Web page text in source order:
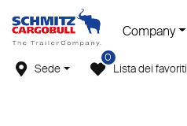
Sede Lista dei favoriti
0
Company